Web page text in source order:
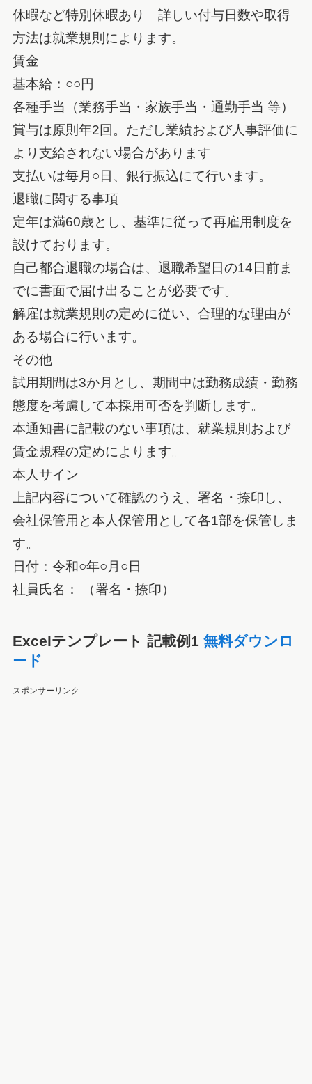
休暇など特別休暇あり 詳しい付与日数や取得
方法は就業規則によります。
賃金
基本給：○○円
各種手当（業務手当・家族手当・通勤手当 等）
賞与は原則年2回。ただし業績および人事評価に
より支給されない場合があります
支払いは毎月○日、銀行振込にて行います。
退職に関する事項
定年は満60歳とし、基準に従って再雇用制度を
設けております。
自己都合退職の場合は、退職希望日の14日前ま
でに書面で届け出ることが必要です。
解雇は就業規則の定めに従い、合理的な理由が
ある場合に行います。
その他
試用期間は3か月とし、期間中は勤務成績・勤務
態度を考慮して本採用可否を判断します。
本通知書に記載のない事項は、就業規則および
賃金規程の定めによります。
本人サイン
上記内容について確認のうえ、署名・捺印し、
会社保管用と本人保管用として各1部を保管しま
す。
日付：令和○年○月○日
社員氏名： （署名・捺印）
Excelテンプレート 記載例1 無料ダウンロ
ード
スポンサーリンク